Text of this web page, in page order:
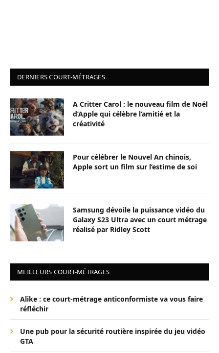
DERNIERS COURT-MÉTRAGES
A Critter Carol : le nouveau film de Noël
d’Apple qui célèbre l’amitié et la
créativité
Pour célébrer le Nouvel An chinois,
Apple sort un film sur l’estime de soi
Samsung dévoile la puissance vidéo du
Galaxy S23 Ultra avec un court métrage
réalisé par Ridley Scott
MEILLEURS COURT-MÉTRAGES
Alike : ce court-métrage anticonformiste va vous faire
réfléchir
Une pub pour la sécurité routière inspirée du jeu vidéo
GTA